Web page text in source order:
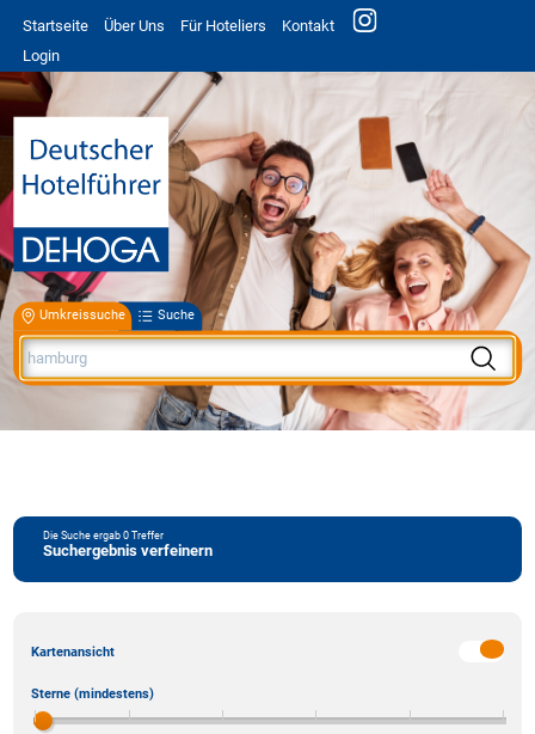
Startseite Über Uns Für Hoteliers
Kontakt
Login
Umkreissuche Suche
Die Suche ergab0Treffer
Suchergebnis verfeinern
Kartenansicht
Sterne (mindestens)